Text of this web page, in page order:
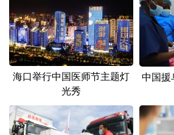
多语种频道
English Español
Русский язык 日
海口举行中国医师节主题灯
光秀
中国援